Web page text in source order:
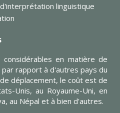
linguistique
en matière de
rapport à d'autres pays du
déplacement, le coût est de
Unis, au Royaume-Uni, en
au Népal et à bien d'autres.